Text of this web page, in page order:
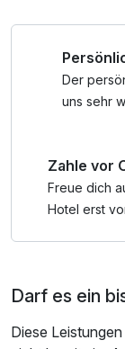
der Hauptsaison
* 1 x
Nebensaison
Der
uns sehr
Zahle vor
Freue dich
Hotel erst
Darf es ein
Diese